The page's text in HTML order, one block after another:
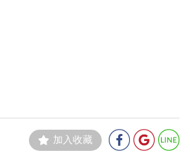
加入收藏